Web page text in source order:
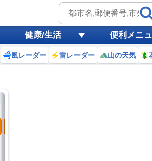
健康/生活 便利メニ
風レーダー 雷レーダー 山の天気